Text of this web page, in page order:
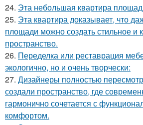
24. Эта небольшая квартира
25. Эта квартира доказывает, что
площади можно создать стильное и
пространство.
26. Переделка или реставрация
экологично, но и очень творчески:
27. Дизайнеры полностью
создали пространство, где
гармонично сочетается с
комфортом.